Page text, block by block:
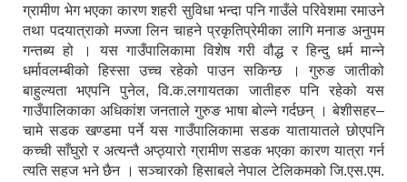
ग्रामीण भेग भएका कारण शहरी सुविधा भन्दा पनि गाउँले परिवेशमा रमाउने
तथा पदयात्राको मज्जा लिन चाहने प्रकृतिप्रेमीका लागि मनाङ अनुपम
गन्तब्य हो । यस गाउँपालिकामा विशेष गरी वौद्ध र हिन्दु धर्म मान्ने
धर्मावलम्बीको हिस्सा उच्च रहेको पाउन सकिन्छ । गुरुङ जातीको
बाहुल्यता भएपनि पुनेल, वि.क.लगायतका जातीहरु पनि रहेको यस
गाउँपालिकाका अधिकांश जनताले गुरुङ भाषा बोल्ने गर्दछन् । बेशीसहर–
चामे सडक खण्डमा पर्ने यस गाउँपालिकामा सडक यातायातले छोएपनि
कच्ची साँघुरो र अत्यन्तै अप्ठ्यारो ग्रामीण सडक भएका कारण यात्रा गर्न
त्यति सहज भने छैन । सञ्चारको हिसाबले नेपाल टेलिकमको जि.एस.एम.